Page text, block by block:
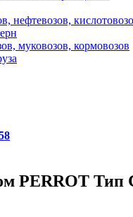
нефтевозов,
муковозов, кормовозов
PERROT Тип